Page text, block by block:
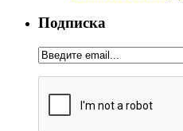
Подписка